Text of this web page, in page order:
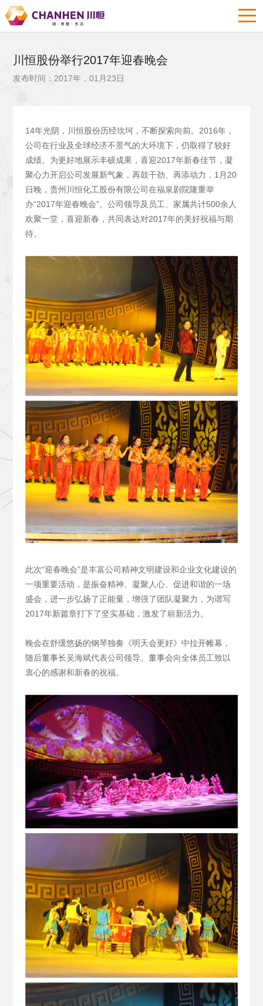
川恒股份举行2017年迎春晚会
发布时间：2017年，01月23日
14年光阴，川恒股份历经坎坷，不断探索向前。2016年，
公司在行业及全球经济不景气的大环境下，仍取得了较好
成绩。为更好地展示丰硕成果，喜迎2017年新春佳节，凝
聚心力开启公司发展新气象，再鼓干劲、再添动力，1月20
日晚，贵州川恒化工股份有限公司在福泉剧院隆重举
办“2017年迎春晚会”。公司领导及员工、家属共计500余人
欢聚一堂，喜迎新春，共同表达对2017年的美好祝福与期
待。
此次“迎春晚会”是丰富公司精神文明建设和企业文化建设的
一项重要活动，是振奋精神、凝聚人心、促进和谐的一场
盛会，进一步弘扬了正能量，增强了团队凝聚力，为谱写
2017年新篇章打下了坚实基础，激发了崭新活力。
晚会在舒缓悠扬的钢琴独奏《明天会更好》中拉开帷幕，
随后董事长吴海斌代表公司领导、董事会向全体员工致以
衷心的感谢和新春的祝福。